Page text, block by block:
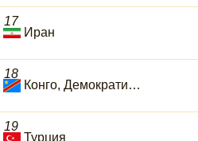
17
Иран
18
Конго, Демократическая Республика
19
Турция